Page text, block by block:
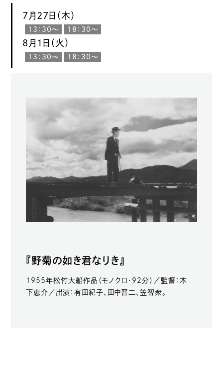
7月27日（木）
13：30〜 18：30〜
8月1日（火）
13：30〜 18：30〜
『野菊の如き君なりき』
1955年松竹大船作品（モノクロ・92分）／監督：木
下恵介／出演：有田紀子、田中晋二、笠智衆。